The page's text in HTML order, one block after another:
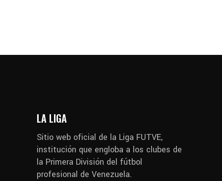
LA LIGA
Sitio web oficial de la Liga FUTVE,
institución que engloba a los clubes de
la Primera División del fútbol
profesional de Venezuela.